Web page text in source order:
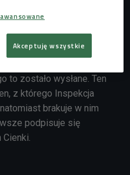
że to pismo jest
spreparowana i nie ma nic
to zostało wysłane. Ten
z którego Inspekcja
brakuje w nim
podpisuje się
Cienki.
Akceptuję wszystkie